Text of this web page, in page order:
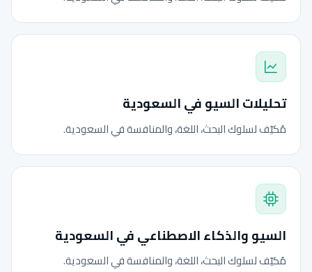
تحليلات السيو في السعودية
مُكيّف لسلوك البحث، اللغة، والمنافسة في السعودية.
السيو والذكاء الاصطناعي في السعودية
مُكيّف لسلوك البحث، اللغة، والمنافسة في السعودية.